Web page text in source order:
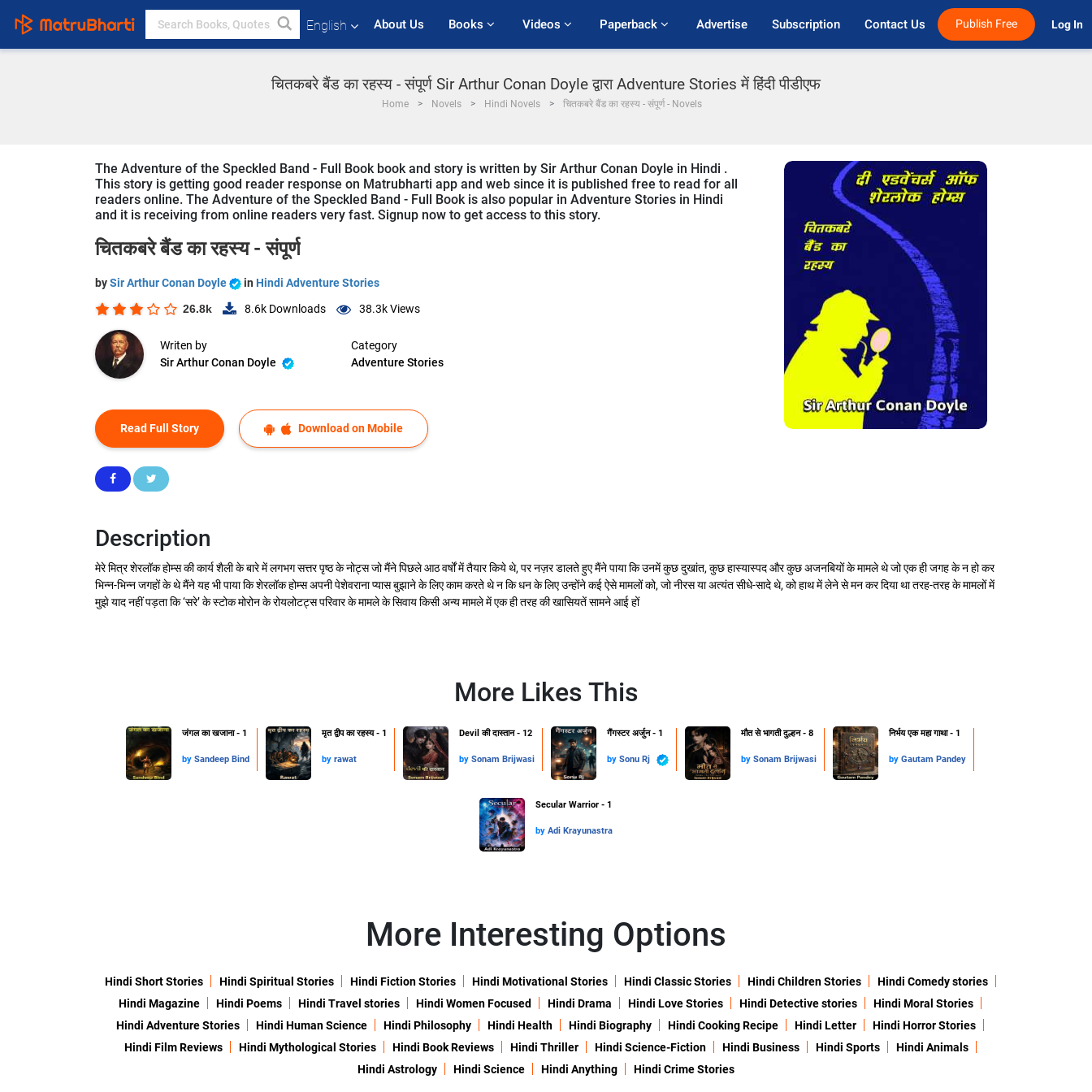
English About Us Books Videos Paperback Advertise Subscription Contact Us Publish Free Log In
चितकबरे बैंड का रहस्य - संपूर्ण Sir Arthur Conan Doyle द्वारा Adventure Stories में हिंदी पीडीएफ
Home Novels Hindi Novels चितकबरे बैंड का रहस्य - संपूर्ण - Novels
The Adventure of the Speckled Band - Full Book book and story is written by Sir Arthur Conan Doyle in Hindi .
This story is getting good reader response on Matrubharti app and web since it is published free to read for all
readers online. The Adventure of the Speckled Band - Full Book is also popular in Adventure Stories in Hindi
and it is receiving from online readers very fast. Signup now to get access to this story.
चितकबरे बैंड का रहस्य - संपूर्ण
bySir Arthur Conan Doyle in Hindi Adventure Stories
26.8k 8.6k Downloads 38.3kViews
Writen by
Sir Arthur Conan Doyle
Category
Adventure Stories
Read Full Story Download on Mobile
Description
मेरे मित्र शेरलॉक होम्स की कार्य शैली के बारे में लगभग सत्तर पृष्ठ के नोट्स जो मैंने पिछले आठ वर्षों में तैयार किये थे, पर नज़र डालते हुए मैंने पाया कि उनमें कुछ दुखांत, कुछ हास्यास्पद और कुछ अजनबियों के मामले थे जो एक ही जगह के न हो कर
भिन्न-भिन्न जगहों के थे मैंने यह भी पाया कि शेरलॉक होम्स अपनी पेशेवराना प्यास बुझाने के लिए काम करते थे न कि धन के लिए उन्होंने कई ऐसे मामलों को, जो नीरस या अत्यंत सीधे-सादे थे, को हाथ में लेने से मन कर दिया था तरह-तरह के मामलों में
मुझे याद नहीं पड़ता कि ‘सरे’ के स्टोक मोरोन के रोयलोटट्स परिवार के मामले के सिवाय किसी अन्य मामले में एक ही तरह की खासियतें सामने आई हों
More Likes This
जंगल का खजाना - 1
by Sandeep Bind
मृत द्वीप का रहस्य - 1
by rawat
Devil की दास्तान - 12
by Sonam Brijwasi
गैंगस्टर अर्जुन - 1
by Sonu Rj
मौत से भागती दुल्हन - 8
by Sonam Brijwasi
निर्भय एक महा गाथा - 1
by Gautam Pandey
Secular Warrior - 1
by Adi Krayunastra
More Interesting Options
Hindi Short Stories Hindi Spiritual Stories Hindi Fiction Stories Hindi Motivational Stories Hindi Classic Stories Hindi Children Stories
Hindi Comedy stories
Hindi Magazine
Hindi Poems Hindi Travel stories Hindi Women Focused Hindi Drama Hindi Love Stories Hindi Detective stories
Hindi Moral Stories
Hindi Adventure Stories
Hindi Human Science Hindi Philosophy Hindi Health Hindi Biography Hindi Cooking Recipe Hindi Letter
Hindi Horror Stories
Hindi Film Reviews
Hindi Mythological Stories Hindi Book Reviews Hindi Thriller Hindi Science-Fiction Hindi Business Hindi Sports
Hindi Animals
Hindi Astrology
Hindi Science Hindi Anything Hindi Crime Stories